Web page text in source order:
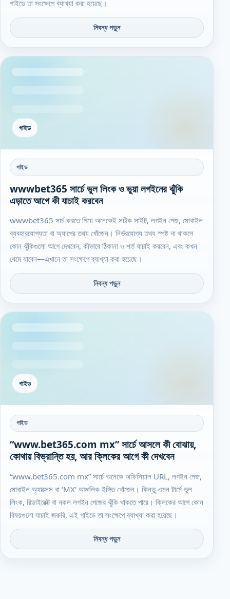
গাইডে তা সংক্ষেপে ব্যাখ্যা করা হয়েছে।
নিবন্ধ পড়ুন
গাইড
গাইড
wwwbet365 সার্চে ভুল লিংক ও ভুয়া লগইনের ঝুঁকি
এড়াতে আগে কী যাচাই করবেন
wwwbet365 সার্চ করতে গিয়ে অনেকেই সঠিক সাইট, লগইন পেজ, মোবাইল
ব্যবহারযোগ্যতা বা অ্যাপের তথ্য খোঁজেন। নির্ভরযোগ্য তথ্য স্পষ্ট না থাকলে
কোন ঝুঁকিগুলো আগে দেখবেন, কীভাবে ঠিকানা ও শর্ত যাচাই করবেন, এবং কখন
থেমে যাবেন—এখানে তা সংক্ষেপে ব্যাখ্যা করা হয়েছে।
নিবন্ধ পড়ুন
গাইড
গাইড
“www.bet365.com mx” সার্চে আসলে কী বোঝায়,
কোথায় বিভ্রান্তি হয়, আর ক্লিকের আগে কী দেখবেন
“www.bet365.com mx” সার্চে অনেকে অফিসিয়াল URL, লগইন পেজ,
মোবাইল অ্যাক্সেস বা ‘MX’ আঞ্চলিক ইঙ্গিত খোঁজেন। কিন্তু এমন টার্মে ভুল
লিংক, রিডাইরেক্ট বা নকল লগইন পেজের ঝুঁকি থাকতে পারে। ক্লিকের আগে কোন
বিষয়গুলো যাচাই জরুরি, এই গাইডে তা সংক্ষেপে ব্যাখ্যা করা হয়েছে।
নিবন্ধ পড়ুন